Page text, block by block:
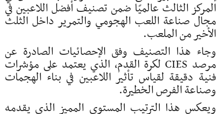
المركز الثالث عالميًا ضمن تصنيف أفضل اللاعبين في
مجال صناعة اللعب الهجومي والتمرير داخل الثلث
الأخير من الملعب.
وجاء هذا التصنيف وفق الإحصائيات الصادرة عن
مرصد CIES لكرة القدم، الذي يعتمد على مؤشرات
فنية دقيقة لقياس تأثير اللاعبين في بناء الهجمات
وصناعة الفرص الخطيرة.
ويعكس هذا الترتيب المستوى المميز الذي يقدمه